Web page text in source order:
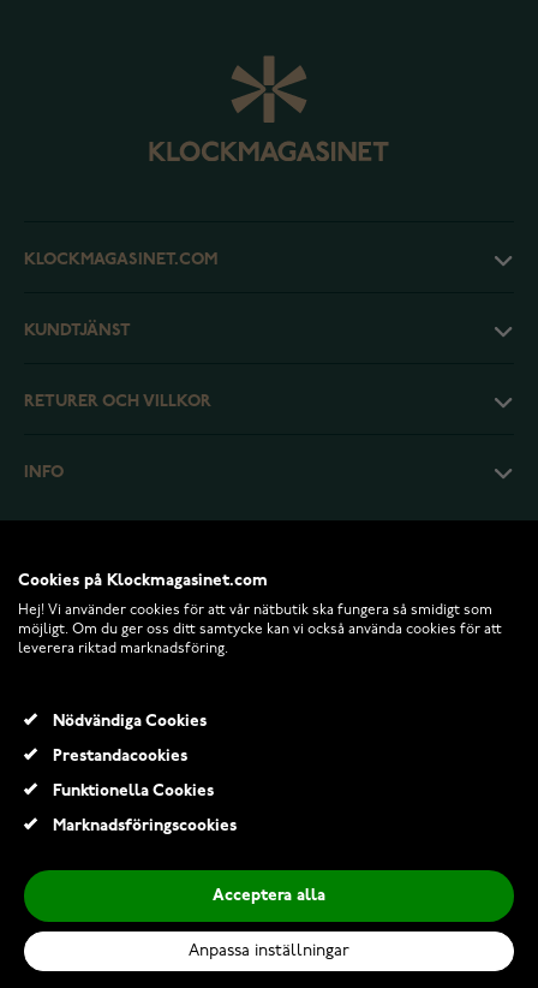
KLOCKMAGASINET.COM
KUNDTJÄNST
RETURER OCH VILLKOR
INFO
© 2026 Klockmagasinet.com
Lägg till i kundvagn
Cookies på Klockmagasinet.com
Hej! Vi använder cookies för att vår nätbutik ska fungera så smidigt som
möjligt. Om du ger oss ditt samtycke kan vi också använda cookies för att
leverera riktad marknadsföring.
Nödvändiga Cookies
Prestandacookies
Funktionella Cookies
Marknadsföringscookies
Acceptera alla
Anpassa inställningar